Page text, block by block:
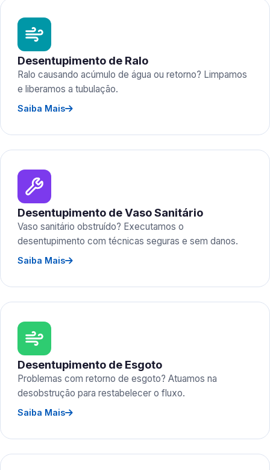
Desentupimento de Ralo
Ralo causando acúmulo de água ou retorno? Limpamos
e liberamos a tubulação.
Saiba Mais
Desentupimento de Vaso Sanitário
Vaso sanitário obstruído? Executamos o
desentupimento com técnicas seguras e sem danos.
Saiba Mais
Desentupimento de Esgoto
Problemas com retorno de esgoto? Atuamos na
desobstrução para restabelecer o fluxo.
Saiba Mais